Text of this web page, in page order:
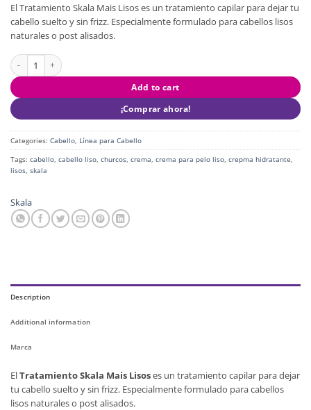
El Tratamiento Skala Mais Lisos es un tratamiento capilar para dejar tu
cabello suelto y sin frizz. Especialmente formulado para cabellos lisos
naturales o post alisados.
SKALA EXPERT CREMA MAIS LISOS 2 EN 1 X 1000GR quantity
Add to cart
¡Comprar ahora!
Categories: Cabello, Línea para Cabello
Tags: cabello, cabello liso, churcos, crema, crema para pelo liso, crepma hidratante,
lisos, skala
Skala
Description
Additional information
Marca
ElTratamiento Skala Mais Lisoses un tratamiento capilar para dejar
tu cabello suelto y sin frizz. Especialmente formulado para cabellos
lisos naturales o post alisados.